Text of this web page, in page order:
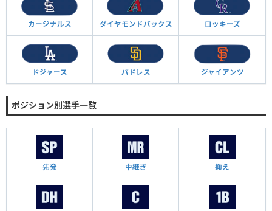
カージナルス ダイヤモンドバックス ロッキーズ
ドジャース パドレス ジャイアンツ
ポジション別選手一覧
先発 中継ぎ 抑え